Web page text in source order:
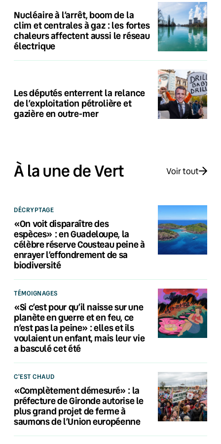
Nucléaire à l’arrêt, boom de la
clim et centrales à gaz : les fortes
chaleurs affectent aussi le réseau
électrique
Les députés enterrent la relance
de l’exploitation pétrolière et
gazière en outre-mer
À la une de Vert Voir tout
DÉCRYPTAGE
«On voit disparaître des
espèces» : en Guadeloupe, la
célèbre réserve Cousteau peine à
enrayer l’effondrement de sa
biodiversité
TÉMOIGNAGES
«Si c’est pour qu’il naisse sur une
planète en guerre et en feu, ce
n’est pas la peine» : elles et ils
voulaient un enfant, mais leur vie
a basculé cet été
C'EST CHAUD
«Complètement démesuré» : la
préfecture de Gironde autorise le
plus grand projet de ferme à
saumons de l’Union européenne